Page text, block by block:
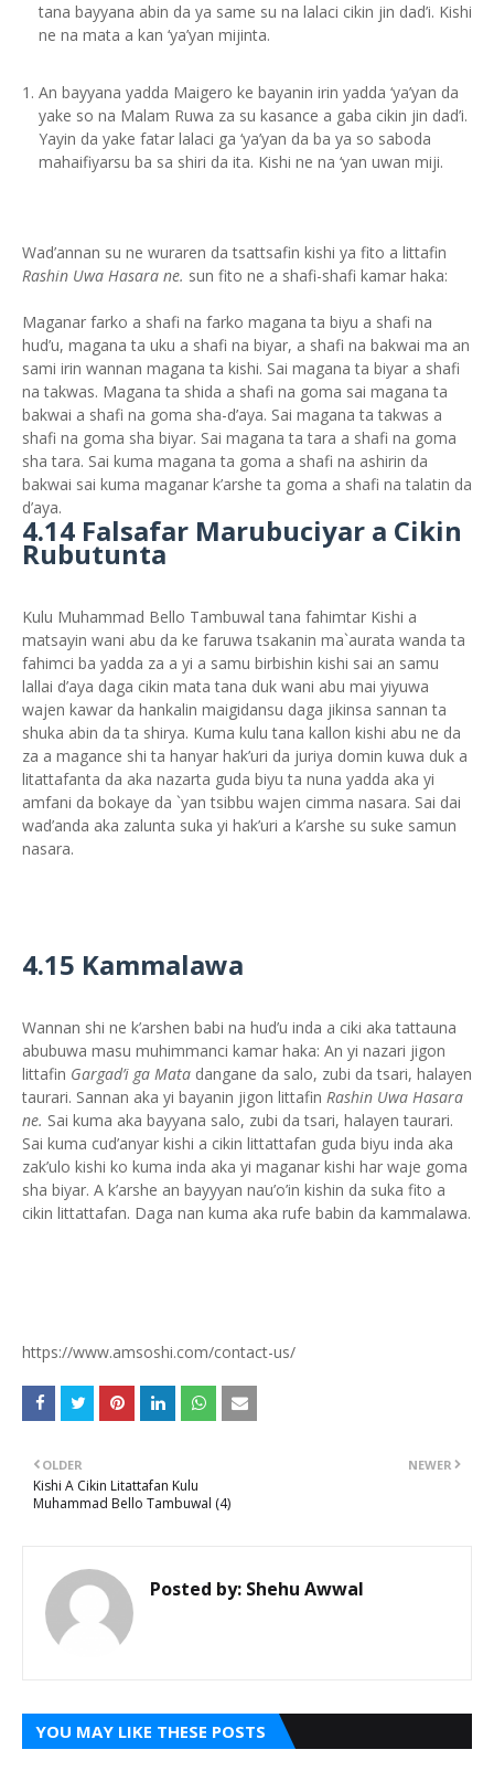
tana bayyana abin da ya same su na lalaci cikin jin dad’i. Kishi
ne na mata a kan ‘ya’yan mijinta.
An bayyana yadda Maigero ke bayanin irin yadda ‘ya’yan da
yake so na Malam Ruwa za su kasance a gaba cikin jin dad’i.
Yayin da yake fatar lalaci ga ‘ya’yan da ba ya so saboda
mahaifiyarsu ba sa shiri da ita. Kishi ne na ‘yan uwan miji.
Wad’annan su ne wuraren da tsattsafin kishi ya fito a littafin
Rashin Uwa Hasara ne. sun fito ne a shafi-shafi kamar haka:
Maganar farko a shafi na farko magana ta biyu a shafi na
hud’u, magana ta uku a shafi na biyar, a shafi na bakwai ma an
sami irin wannan magana ta kishi. Sai magana ta biyar a shafi
na takwas. Magana ta shida a shafi na goma sai magana ta
bakwai a shafi na goma sha-d’aya. Sai magana ta takwas a
shafi na goma sha biyar. Sai magana ta tara a shafi na goma
sha tara. Sai kuma magana ta goma a shafi na ashirin da
bakwai sai kuma maganar k’arshe ta goma a shafi na talatin da
d’aya.
4.14 Falsafar Marubuciyar a Cikin
Rubutunta
Kulu Muhammad Bello Tambuwal tana fahimtar Kishi a
matsayin wani abu da ke faruwa tsakanin ma`aurata wanda ta
fahimci ba yadda za a yi a samu birbishin kishi sai an samu
lallai d’aya daga cikin mata tana duk wani abu mai yiyuwa
wajen kawar da hankalin maigidansu daga jikinsa sannan ta
shuka abin da ta shirya. Kuma kulu tana kallon kishi abu ne da
za a magance shi ta hanyar hak’uri da juriya domin kuwa duk a
litattafanta da aka nazarta guda biyu ta nuna yadda aka yi
amfani da bokaye da `yan tsibbu wajen cimma nasara. Sai dai
wad’anda aka zalunta suka yi hak’uri a k’arshe su suke samun
nasara.
4.15 Kammalawa
Wannan shi ne k’arshen babi na hud’u inda a ciki aka tattauna
abubuwa masu muhimmanci kamar haka: An yi nazari jigon
littafin Gargad’i ga Mata dangane da salo, zubi da tsari, halayen
taurari. Sannan aka yi bayanin jigon littafin Rashin Uwa Hasara
ne. Sai kuma aka bayyana salo, zubi da tsari, halayen taurari.
Sai kuma cud’anyar kishi a cikin littattafan guda biyu inda aka
zak’ulo kishi ko kuma inda aka yi maganar kishi har waje goma
sha biyar. A k’arshe an bayyyan nau’o’in kishin da suka fito a
cikin littattafan. Daga nan kuma aka rufe babin da kammalawa.
https://www.amsoshi.com/contact-us/
NEWER
OLDER
Kishi A Cikin Litattafan Kulu
Muhammad Bello Tambuwal (4)
Posted by: Shehu Awwal
YOU MAY LIKE THESE POSTS